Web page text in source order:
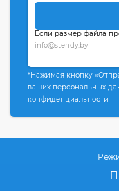
Если размер файла
info@stendy.by
*Нажимая кнопку
ваших персональных
конфиденциальности